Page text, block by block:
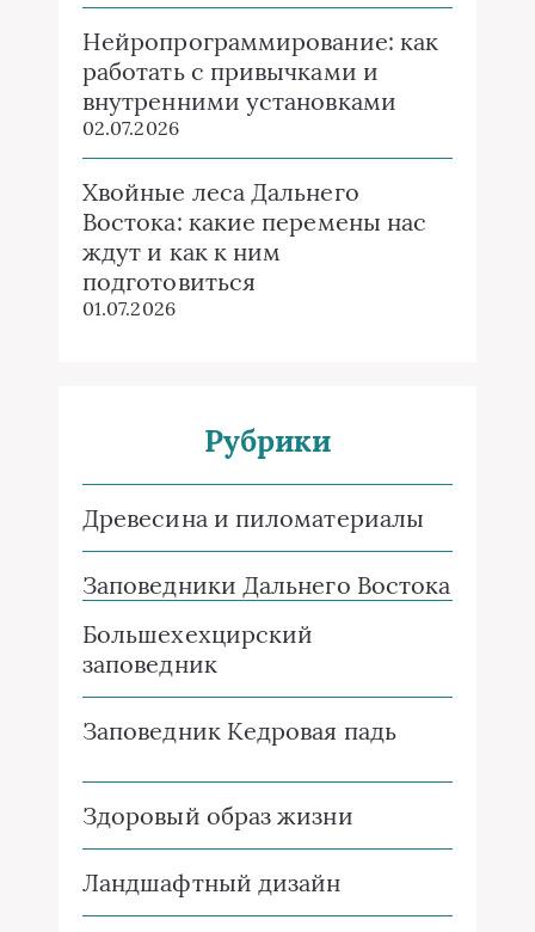
Нейропрограммирование: как
работать с привычками и
внутренними установками
02.07.2026
Хвойные леса Дальнего
Востока: какие перемены нас
ждут и как к ним
подготовиться
01.07.2026
Рубрики
Древесина и пиломатериалы
Заповедники Дальнего Востока
Большехехцирский
заповедник
Заповедник Кедровая падь
Здоровый образ жизни
Ландшафтный дизайн